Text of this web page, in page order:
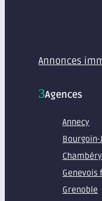
Annonces
Agences
Annecy
Bourgoin-
Chambéry
Genevois
Grenoble